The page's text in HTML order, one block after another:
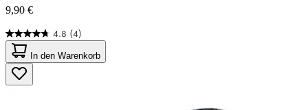
9,90 €
4.8 (4)
4.8
von
5
Sternen.
4
In den Warenkorb